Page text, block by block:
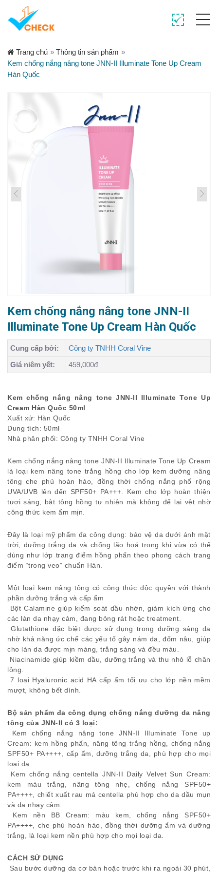
Trang chủ » Thông tin sản phẩm »
Kem chống nắng nâng tone JNN-II Illuminate Tone Up Cream
Hàn Quốc
Kem chống nắng nâng tone JNN-II
Illuminate Tone Up Cream Hàn Quốc
Cung cấp bởi:
Công ty TNHH Coral Vine
Giá niêm yết:
459,000đ
Kem chống nắng nâng tone JNN-II Illuminate Tone Up
Cream Hàn Quốc 50ml
Xuất xứ: Hàn Quốc
Dung tích: 50ml
Nhà phân phối: Công ty TNHH Coral Vine
Kem chống nắng nâng tone JNN-II Illuminate Tone Up Cream
là loại kem nâng tone trắng hồng cho lớp kem dưỡng nâng
tông che phủ hoàn hảo, đồng thời chống nắng phổ rộng
UVA/UVB lên đến SPF50+ PA+++. Kem cho lớp hoàn thiện
tươi sáng, bật tông hồng tự nhiên mà không để lại vệt nhờ
công thức kem ẩm mịn.
Đây là loại mỹ phẩm đa công dụng: bảo vệ da dưới ánh mặt
trời, dưỡng trắng da và chống lão hoá trong khi vừa có thể
dùng như lớp trang điểm hồng phấn theo phong cách trang
điểm “trong veo” chuẩn Hàn.
Một loại kem nâng tông có công thức độc quyền với thành
phần dưỡng trắng và cấp ẩm
Bột Calamine giúp kiểm soát dầu nhờn, giảm kích ứng cho
các làn da nhạy cảm, đang bỏng rát hoặc treatment.
Glutathione đặc biệt được sử dụng trong dưỡng sáng da
nhờ khả năng ức chế các yếu tố gây nám da, đốm nâu, giúp
cho làn da được mịn màng, trắng sáng và đều màu.
Niacinamide giúp kiềm dầu, dưỡng trắng và thu nhỏ lỗ chân
lông.
7 loại Hyaluronic acid HA cấp ẩm tối ưu cho lớp nền mềm
mượt, không bết dính.
Bộ sản phẩm đa công dụng chống nắng dưỡng da nâng
tông của JNN-II có 3 loại:
Kem chống nắng nâng tone JNN-II Illuminate Tone up
Cream: kem hồng phấn, nâng tông trắng hồng, chống nắng
SPF50+ PA++++, cấp ẩm, dưỡng trắng da, phù hợp cho mọi
loại da.
Kem chống nắng centella JNN-II Daily Velvet Sun Cream:
kem màu trắng, nâng tông nhẹ, chống nắng SPF50+
PA++++, chiết xuất rau má centella phù hợp cho da dầu mụn
và da nhạy cảm.
Kem nền BB Cream: màu kem, chống nắng SPF50+
PA++++, che phủ hoàn hảo, đồng thời dưỡng ẩm và dưỡng
trắng, là loại kem nền phù hợp cho mọi loại da.
CÁCH SỬ DỤNG
Sau bước dưỡng da cơ bản hoặc trước khi ra ngoài 30 phút,